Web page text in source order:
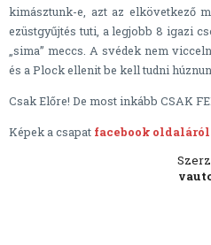
kimásztunk-e, azt az elkövetkező
ezüstgyűjtés tuti, a legjobb 8 igazi
„sima” meccs. A svédek nem
és a Plock ellenit be kell tudni
Csak Előre! De most inkább CSAK
Képek a csapat facebook